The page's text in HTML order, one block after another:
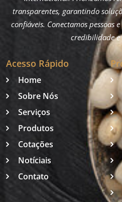
transparentes, garantindo
confiáveis. Conectamos pessoas
credibilidade e
Acesso Rápido
Home
Sobre Nós
Serviços
Produtos
Cotações
Notíciais
Contato